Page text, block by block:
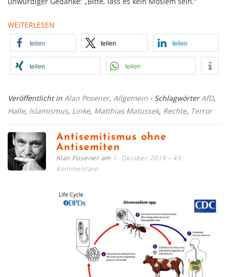
WEITERLESEN
teilen teilen teilen
teilen teilen
Veröffentlicht in Alan Posener, Allgemein - SchlagwörterAfD,
Halle, Islamismus, Linke, Matthias Matussek, Rechte, Terror
Antisemitismus ohne
Antisemiten
Alan Posener am 1. Oktober 2019
43
Kommentare